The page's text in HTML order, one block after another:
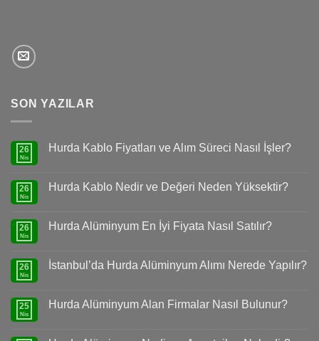
SON YAZILAR
26
Nis
Hurda Kablo Fiyatları ve Alım Süreci Nasıl İşler?
26
Nis
Hurda Kablo Nedir ve Değeri Neden Yüksektir?
26
Nis
Hurda Alüminyum En İyi Fiyata Nasıl Satılır?
26
Nis
İstanbul’da Hurda Alüminyum Alımı Nerede Yapılır?
25
Nis
Hurda Alüminyum Alan Firmalar Nasıl Bulunur?